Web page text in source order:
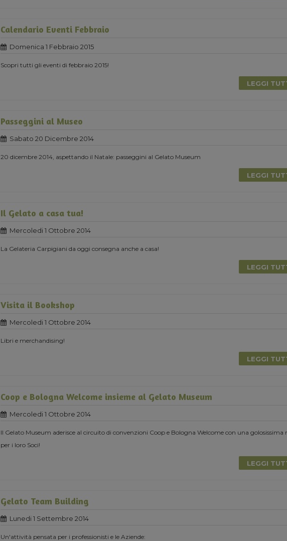
Calendario Eventi Febbraio
Domenica 1 Febbraio 2015
Scopri tutti gli eventi di febbraio 2015!
LEGGI
Passeggini al Museo
Sabato 20 Dicembre 2014
20 dicembre 2014, aspettando il Natale: passeggini al Gelato Museum
LEGGI
Il Gelato a casa tua!
Mercoledi 1 Ottobre 2014
La Gelateria Carpigiani da oggi consegna anche a casa!
LEGGI
Visita il Bookshop
Mercoledi 1 Ottobre 2014
Libri e merchandising!
LEGGI
Coop e Bologna Welcome insieme al Gelato Museum
Mercoledi 1 Ottobre 2014
Il Gelato Museum aderisce al circuito di convenzioni Coop e Bologna Welcome con una golosissima
per i loro Soci!
LEGGI
Gelato Team Building
Lunedi 1 Settembre 2014
Un'attività pensata per i professionisti e le Aziende: